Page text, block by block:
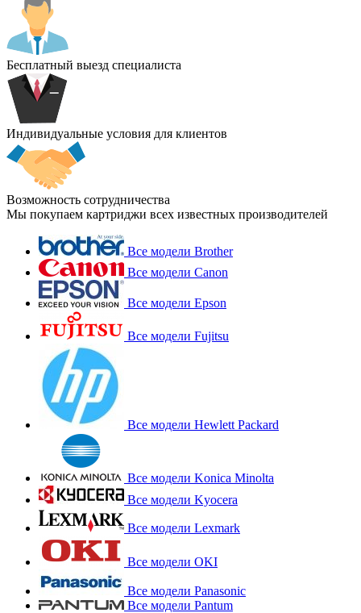
Бесплатный выезд специалиста
Индивидуальные условия для клиентов
Возможность сотрудничества
Мы покупаем картриджи всех известных производителей
Все модели Brother
Все модели Canon
Все модели Epson
Все модели Fujitsu
Все модели Hewlett Packard
Все модели Konica Minolta
Все модели Kyocera
Все модели Lexmark
Все модели OKI
Все модели Panasonic
Все модели Pantum